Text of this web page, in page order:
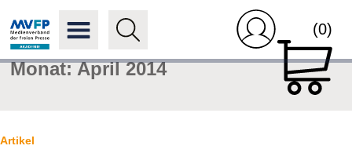
(0)
Monat:April 2014
Artikel